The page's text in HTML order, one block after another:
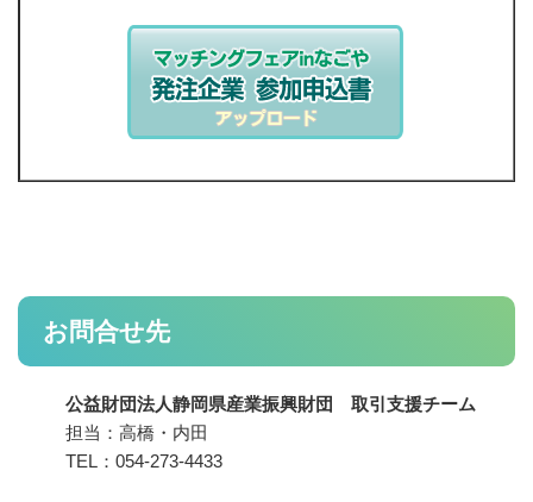
お問合せ先
公益財団法人静岡県産業振興財団 取引支援チーム
担当：高橋・内田
TEL：054-273-4433